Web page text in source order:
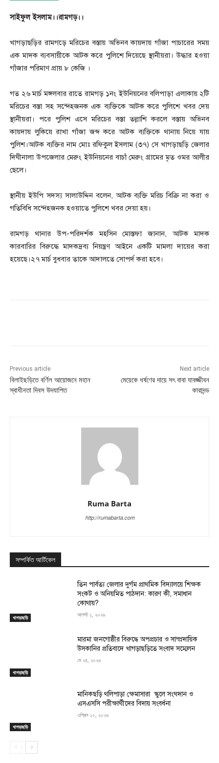
সাইফুল ইসলাম।।রামগড়।।
খাগড়াছড়ির রামগড়ে মরিচের বস্তায় অভিনব কায়দায় গাঁজা পাচারের সময়
এক মাদক ব্যবসায়ীকে আটক করে পুলিশে দিয়েছে স্থানীয়রা। উদ্ধার হওয়া
গাঁজার পরিমাণ প্রায় ৮ কেজি ।
গত ২৬ মার্চ মঙ্গলবার রাতে রামগড় ১নং ইউনিয়নের বলিপাড়া এলাকায় ২টি
মরিচের বস্তা সহ সন্দেহজনক এক ব্যক্তিকে আটক করে পুলিশে খবর দেয়
স্থানীয়রা। পরে পুলিশ এসে মরিচের বস্তা তল্লাশি করলে বস্তায় অভিনব
কায়দায় লুকিয়ে রাখা গাঁজা জব্দ করে আটক ব্যক্তিকে থানায় নিয়ে যায়
পুলিশ।আটক ব্যক্তির নাম মোঃ রফিকুল ইসলাম (৩৭) সে খাগড়াছড়ি জেলার
দিঘীনালা উপজেলার মেরুং ইউনিয়নের বাচাঁ মেরুং গ্রামের মৃত ওমর আলীর
ছেলে।
স্থানীয় ইউপি সদস্য সালাউদ্দিন বলেন, আটক ব্যক্তি মরিচ বিক্রি না করা ও
গতিবিধি সন্দেহজনক হওয়াতে পুলিশে খবর দেয়া হয়।
রামগড় থানার উপ-পরিদর্শক মহসিন মোস্তফা জানান, আটক মাদক
কারবারির বিরুদ্ধে মাদকদ্রব্য নিয়ন্ত্রণ আইনে একটি মামলা দায়ের করা
হয়েছে।২৭ মার্চ বুধবার তাকে আদালতে সোপর্দ করা হবে।
Previous article
বিলাইছড়িতে বর্ণিল আয়োজনে মহান
স্বাধীনতা দিবস উদযাপিত
Next article
মেয়েকে ধর্ষণের দায়ে সৎ বাবা যাবজ্জীবন
কারাদন্ড
Ruma Barta
http://rumabarta.com
সম্পর্কিত আর্টিকেল
খাগড়াছড়ি
তিন পার্বত্য জেলার দুর্গম প্রাথমিক বিদ্যালয়ে শিক্ষক
সংকট ও অনিয়মিত পাঠদান: কারণ কী, সমাধান
কোথায়?
আগস্ট ১, ২০২৬
খাগড়াছড়ি
মারমা জনগোষ্ঠীর বিরুদ্ধে অপপ্রচার ও সাম্প্রদায়িক
উসকানির প্রতিবাদে খাগড়াছড়িতে সংবাদ সম্মেলন
মে ২৪, ২০২৬
খাগড়াছড়ি
মানিকছড়ি থলিপাড়া ক্ষেমাসারা স্কুলে সংঘদান ও
এসএসসি পরীক্ষার্থীদের বিদায় সংবর্ধনা
এপ্রিল ১০, ২০২৬